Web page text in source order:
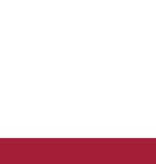
studentische